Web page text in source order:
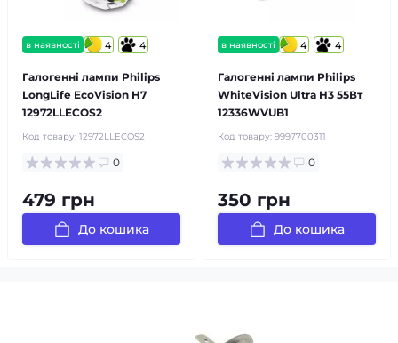
в наявності 4 4
Галогенні лампи Philips
LongLife EcoVision H7
12972LLECOS2
Код товару: 12972LLECOS2
0
479 грн
До кошика
в наявності 4 4
Галогенні лампи Philips
WhiteVision Ultra H3 55Вт
12336WVUB1
Код товару: 9997700311
0
350 грн
До кошика